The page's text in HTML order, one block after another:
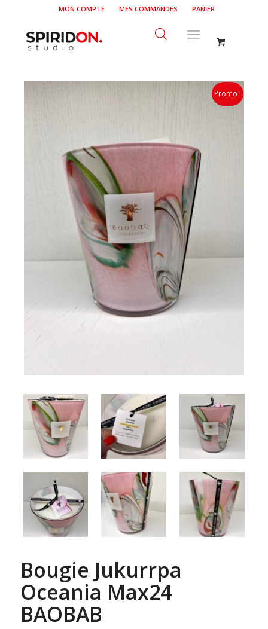
MON COMPTE MES COMMANDES PANIER
Promo !
Bougie Jukurrpa
Oceania Max24
BAOBAB